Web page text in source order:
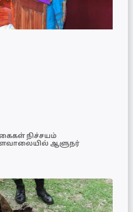
நிச்சயம்
இளவாலையில் ஆளுநர்